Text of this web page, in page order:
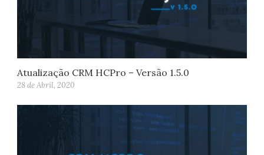
Atualização CRM HCPro – Versão 1.5.0
28 de Abril, 2020